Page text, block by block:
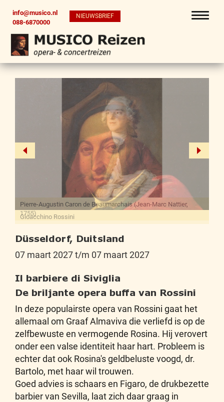
info@musico.nl
088-6870000
NIEUWSBRIEF
Gioacchino Rossini
Düsseldorf, Duitsland
07 maart 2027 t/m 07 maart 2027
Il barbiere di Siviglia
De briljante opera buffa van Rossini
In deze populairste opera van Rossini gaat het
allemaal om Graaf Almaviva die verliefd is op de
zelfbewuste en vermogende Rosina. Hij verovert
onder een valse identiteit haar hart. Probleem is
echter dat ook Rosina's geldbeluste voogd, dr.
Bartolo, met haar wil trouwen.
Goed advies is schaars en Figaro, de drukbezette
barbier van Sevilla, laat zich daar graag in